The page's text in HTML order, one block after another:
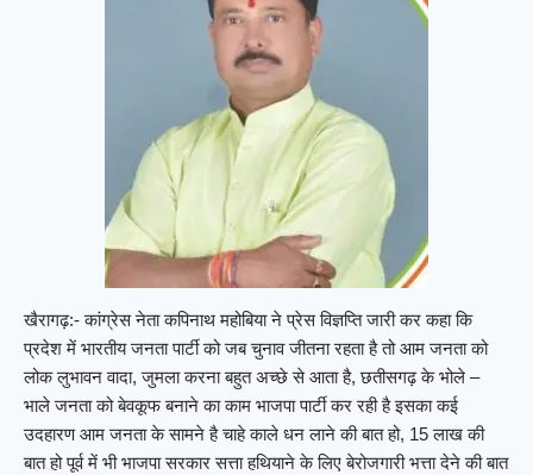
खैरागढ़:- कांग्रेस नेता कपिनाथ महोबिया ने प्रेस विज्ञप्ति जारी कर कहा कि
प्रदेश में भारतीय जनता पार्टी को जब चुनाव जीतना रहता है तो आम जनता को
लोक लुभावन वादा, जुमला करना बहुत अच्छे से आता है, छतीसगढ़ के भोले –
भाले जनता को बेवकूफ बनाने का काम भाजपा पार्टी कर रही है इसका कई
उदहारण आम जनता के सामने है चाहे काले धन लाने की बात हो, 15 लाख की
बात हो पूर्व में भी भाजपा सरकार सत्ता हथियाने के लिए बेरोजगारी भत्ता देने की बात